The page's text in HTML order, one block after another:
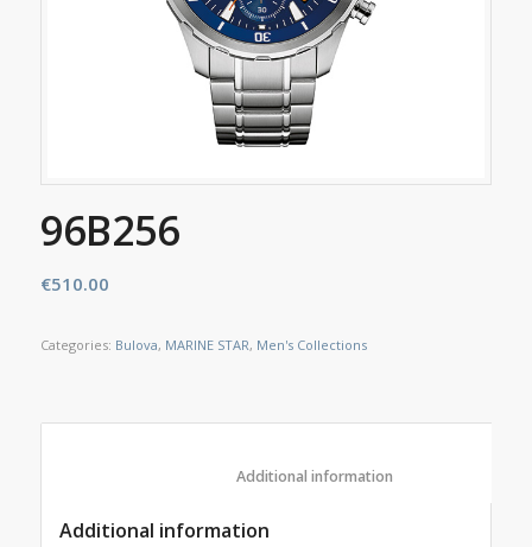
96B256
€510.00
Categories: Bulova, MARINE STAR, Men's Collections
Additional information